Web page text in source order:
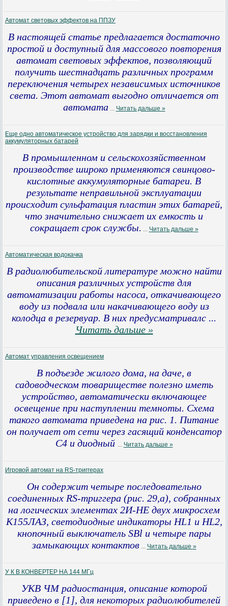
Автомат световых эффектов на ППЗУ
В настоящей статье предлагается достаточно
простой и доступный для массового повторения
автомат световых эффектов, позволяющий
получить шестнадцать различных программ
переключения четырех независимых источников
света. Этот автомат выгодно отличается от
автомата ... Читать дальше »
Еще одно автоматическое устройство для зарядки и восстановления
аккумуляторных батарей
В промышленном и сельскохозяйственном
производстве широко применяются свинцово-
кислотные аккумуляторные батареи. В
результате неправильной эксплуатации
происходит сульфатация пластин этих батарей,
что значительно снижает их емкость и
сокращает срок службы. ... Читать дальше »
Автоматическая водокачка
В радиолюбительской литературе можно найти
описания различных устройств для
автоматизации работы насоса, откачивающего
воду из подвала или накачивающего воду из
колодца в резервуар. В них предусматривалс ...
Читать дальше »
Автомат управления освещением
В подъезде жилого дома, на даче, в
садоводческом товариществе полезно иметь
устройство, автоматически включающее
освещение при наступлении темноты. Схема
такого автомата приведена на рис. 1. Питание
он получает от сети через гасящий конденсатор
С4 и диодный ... Читать дальше »
Игровой автомат на RS-триггерах
Он содержит четыре последовательно
соединенных RS-триггера (рис. 29,а), собранных
на логических элементах 2И-НЕ двух микросхем
К155ЛАЗ, светодиодные индикаторы HL1 и HL2,
кнопочный выключатель SBl и четыре пары
замыкающих контактов ... Читать дальше »
У К В КОНВЕРТЕР НА 144 МГц
УКВ ЧМ радиостанция, описание которой
приведено в [1], для некоторых радиолюбителей